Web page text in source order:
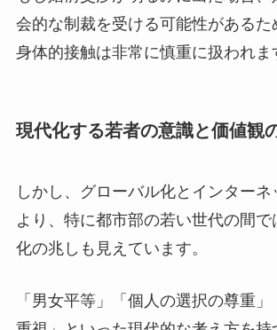
会的な制裁を受ける可能性があるた
身体的接触は非常に慎重に扱われま
現代化する若者の意識と価値観
しかし、グローバル化とインター
より、特に都市部の若い世代の間
化の兆しも見えています。
「男女平等」「個人の選択の尊重